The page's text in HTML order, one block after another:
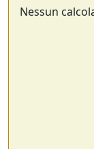
Nessun